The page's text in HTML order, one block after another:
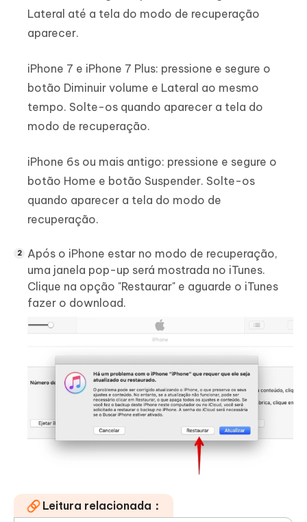
Lateral até a tela do modo de recuperação
aparecer.
iPhone 7 e iPhone 7 Plus: pressione e segure o
botão Diminuir volume e Lateral ao mesmo
tempo. Solte-os quando aparecer a tela do
modo de recuperação.
iPhone 6s ou mais antigo: pressione e segure o
botão Home e botão Suspender. Solte-os
quando aparecer a tela do modo de
recuperação.
Após o iPhone estar no modo de recuperação,
uma janela pop-up será mostrada no iTunes.
Clique na opção "Restaurar" e aguarde o iTunes
fazer o download.
Leitura relacionada：